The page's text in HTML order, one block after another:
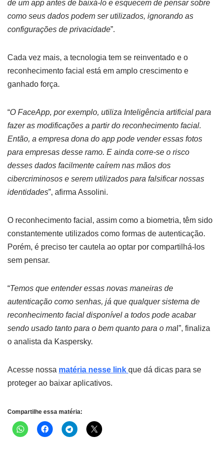
de um app antes de baixá-lo e esquecem de pensar sobre
como seus dados podem ser utilizados, ignorando as
configurações de privacidade”.
Cada vez mais, a tecnologia tem se reinventado e o
reconhecimento facial está em amplo crescimento e
ganhado força.
“O FaceApp, por exemplo, utiliza Inteligência artificial para
fazer as modificações a partir do reconhecimento facial.
Então, a empresa dona do app pode vender essas fotos
para empresas desse ramo. E ainda corre-se o risco
desses dados facilmente caírem nas mãos dos
cibercriminosos e serem utilizados para falsificar nossas
identidades”, afirma Assolini.
O reconhecimento facial, assim como a biometria, têm sido
constantemente utilizados como formas de autenticação.
Porém, é preciso ter cautela ao optar por compartilhá-los
sem pensar.
“Temos que entender essas novas maneiras de
autenticação como senhas, já que qualquer sistema de
reconhecimento facial disponível a todos pode acabar
sendo usado tanto para o bem quanto para o ma l”, finaliza
o analista da Kaspersky.
Acesse nossa matéria nesse link que dá dicas para se
proteger ao baixar aplicativos.
Compartilhe essa matéria: